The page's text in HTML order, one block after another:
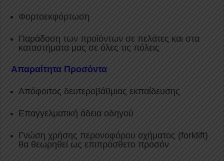
Φορτοεκφόρτωση
Παράδοση των προϊόντων σε πελάτες και στα
καταστήματα μας σε όλες τις πόλεις
Απαραίτητα Προσόντα
Απόφοιτος δευτεροβάθμιας εκπαίδευσης
Επαγγελματική άδεια οδηγού
Γνώση χρήσης περονοφόρου οχήματος (forklift)
θα θεωρηθεί ως επιπρόσθετο προσόν